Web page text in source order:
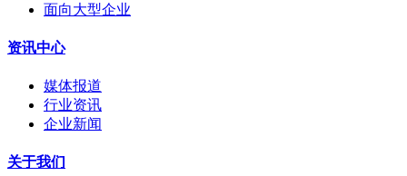
面向大型企业
资讯中心
媒体报道
行业资讯
企业新闻
关于我们